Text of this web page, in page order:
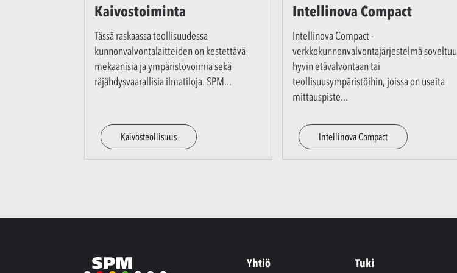
Kaivostoiminta
Tässä raskaassa teollisuudessa
kunnonvalvontalaitteiden on kestettävä
mekaanisia ja ympäristövoimia sekä
räjähdysvaarallisia ilmatiloja. SPM...
Kaivosteollisuus
Intellinova Compact
Intellinova Compact -
verkkokunnonvalvontajärjestelmä soveltuu
hyvin etävalvontaan tai
teollisuusympäristöihin, joissa on useita
mittauspiste...
Intellinova Compact
Yhtiö Tuki